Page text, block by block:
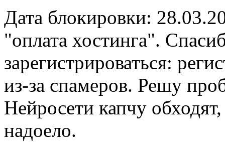
Дата блокировки:
"оплата хостинга".
зарегистрироваться:
из-за спамеров. Решу
Нейросети капчу
надоело.